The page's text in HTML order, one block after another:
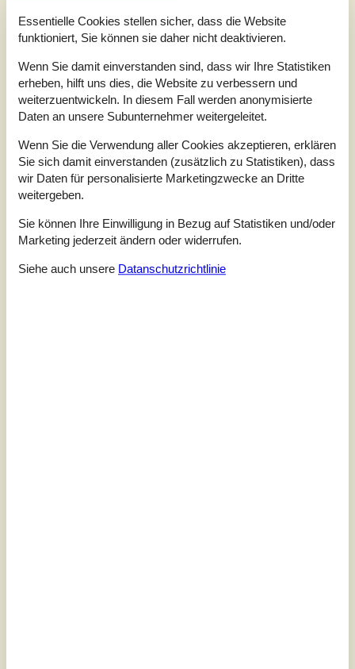
Einrichtungen:
4 Lage: 5 Preis-Leistung:
Saubere und gepflegte Ferienwohnung -trotz Nähe zum
Zentrum angenehm ruhig. Die Ausstattung ist sehr gut und lässt
kaum Wünsche offen – einzig ein Fön hat gefehlt. Insgesamt
absolut empfehlenswert!
5,0 juli 2025
Einchecken: 5 Reinigung: 5 Komfort:
4
Einrichtungen:
4 Lage: 4 Preis-Leistung:
5,0 juli 2025
Einchecken: 5 Reinigung: 5
Allgemein:
Essentielle Cookies stellen sicher, dass die Website
funktioniert, Sie können sie daher nicht deaktivieren.
Wenn Sie damit einverstanden sind, dass wir Ihre Statistiken
erheben, hilft uns dies, die Website zu verbessern und
weiterzuentwickeln. In diesem Fall werden anonymisierte
Daten an unsere Subunternehmer weitergeleitet.
Wenn Sie die Verwendung aller Cookies akzeptieren, erklären
Sie sich damit einverstanden (zusätzlich zu Statistiken), dass
wir Daten für personalisierte Marketingzwecke an Dritte
weitergeben.
Sie können Ihre Einwilligung in Bezug auf Statistiken und/oder
Marketing jederzeit ändern oder widerrufen.
Siehe auch unsere Datanschutzrichtlinie